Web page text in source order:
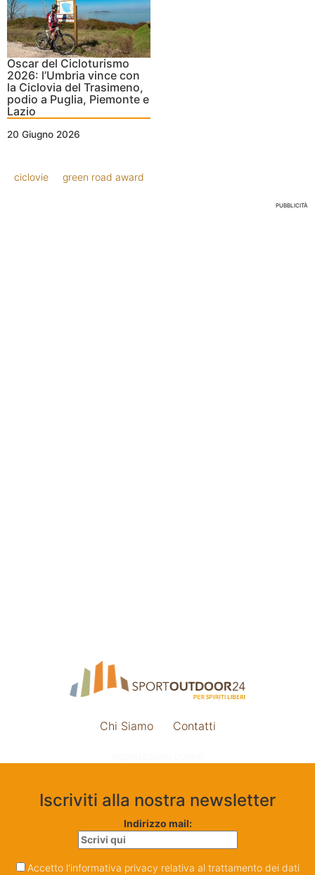
Oscar del Cicloturismo
2026: l’Umbria vince con
la Ciclovia del Trasimeno,
podio a Puglia, Piemonte e
Lazio
20 Giugno 2026
ciclovie green road award
PUBBLICITÀ
Chi Siamo Contatti
Iscriviti alla nostra newsletter
Indirizzo mail:
Accetto l'informativa privacy relativa al trattamento dei dati